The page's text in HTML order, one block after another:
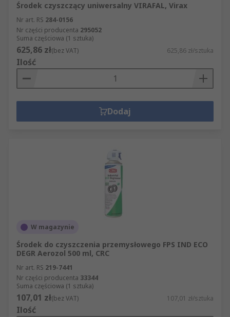
Środek czyszczący uniwersalny VIRAFAL, Virax
Nr art. RS 284-0156
Nr części producenta 295052
Suma częściowa (1 sztuka)
625,86 zł(bez VAT) 625,86 zł/sztuka
Ilość
Dodaj
W magazynie
Środek do czyszczenia przemysłowego FPS IND ECO
DEGR Aerozol 500 ml, CRC
Nr art. RS 219-7441
Nr części producenta 33344
Suma częściowa (1 sztuka)
107,01 zł(bez VAT) 107,01 zł/sztuka
Ilość